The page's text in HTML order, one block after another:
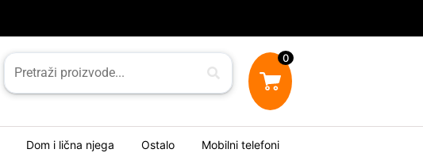
0
Dom i lična njega Ostalo Mobilni telefoni